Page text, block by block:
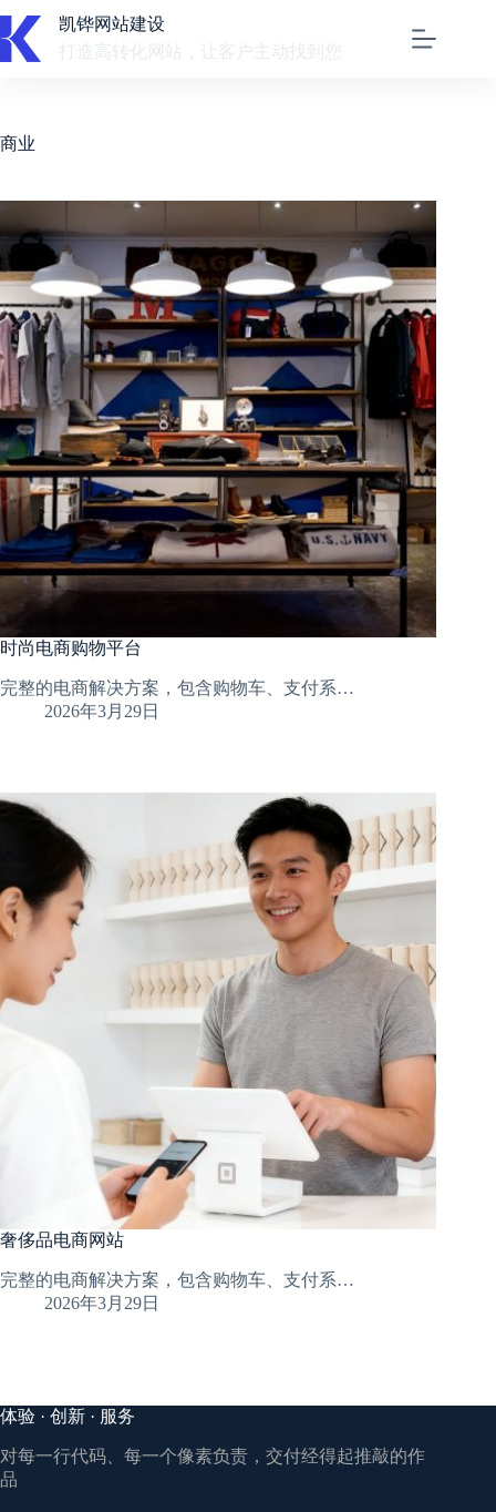
至
凯铧网站建设
打造高转化网站，让客户主动找到您
商业
时尚电商购物平台
完整的电商解决方案，包含购物车、支付系…
2026年3月29日
奢侈品电商网站
完整的电商解决方案，包含购物车、支付系…
2026年3月29日
体验 · 创新 · 服务
对每一行代码、每一个像素负责，交付经得起推敲的作
品